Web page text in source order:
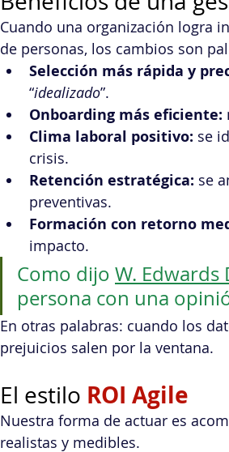
Cuando una organización logra
de personas, los cambios son
Selección más rápida y
“idealizado”.
Onboarding más eficiente:
Clima laboral positivo: se
crisis.
Retención estratégica: se
preventivas.
Formación con retorno
impacto.
Como dijo W. Edwards
persona con una
En otras palabras: cuando los
prejuicios salen por la ventana.
El estilo ROI Agile
Nuestra forma de actuar es
realistas y medibles.